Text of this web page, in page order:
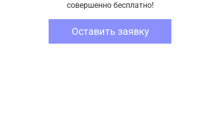
совершенно бесплатно!
Оставить заявку